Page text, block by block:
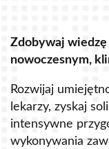
Zdobywaj
nowoczesnym,
Rozwijaj
lekarzy, zyskaj
intensywne
wykonywania